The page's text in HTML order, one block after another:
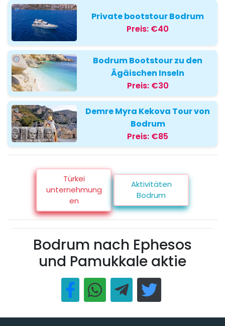
Private bootstour Bodrum
Preis: €40
Bodrum Bootstour zu den
Ägäischen Inseln
Preis: €30
Demre Myra Kekova Tour von
Bodrum
Preis: €85
Türkei
unternehmung
en
Aktivitäten
Bodrum
Bodrum nach Ephesos
und Pamukkale aktie